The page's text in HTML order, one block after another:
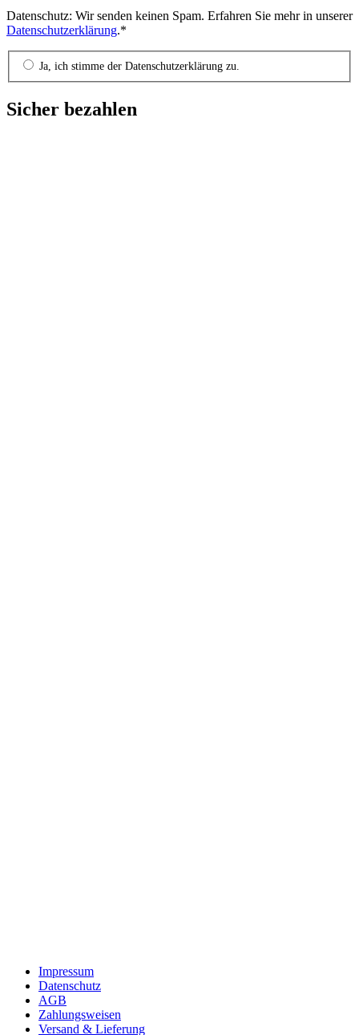
Datenschutz: Wir senden keinen Spam. Erfahren Sie mehr in unserer
Datenschutzerklärung.*
Ja, ich stimme der Datenschutzerklärung zu.
Sicher bezahlen
Impressum
Datenschutz
AGB
Zahlungsweisen
Versand & Lieferung